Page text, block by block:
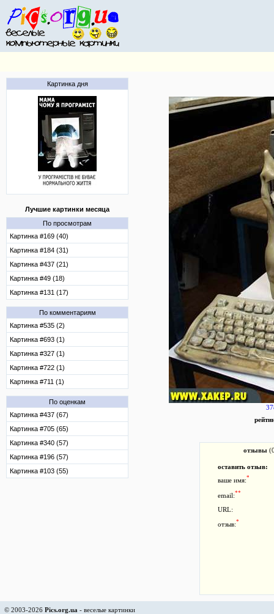
Картинка дня
Лучшие картинки месяца
По просмотрам
Картинка #169 (40)
Картинка #184 (31)
Картинка #437 (21)
Картинка #49 (18)
Картинка #131 (17)
По комментариям
Картинка #535 (2)
Картинка #693 (1)
Картинка #327 (1)
Картинка #722 (1)
Картинка #711 (1)
По оценкам
Картинка #437 (67)
Картинка #705 (65)
Картинка #340 (57)
Картинка #196 (57)
Картинка #103 (55)
отзывы
оставить отзыв:
ваше имя:*
email:**
URL:
отзыв:*
© 2003-2026 Pics.org.ua - веселые картинки